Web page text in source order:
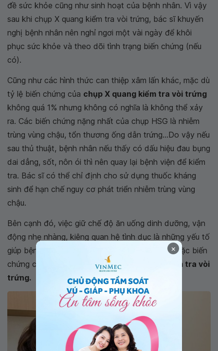
đề sức khỏe cũng như sinh hoạt của bệnh nhân. Vì vậy
sau khi chụp X quang kiểm tra vòi trứng, bác sĩ khuyến
nghị bệnh nhân nên nghỉ ngơi một vài ngày để khôi
phục sức khỏe và theo dõi tình trạng biến chứng (nếu
có).
Cũng như các hình thức can thiệp xâm lấn khác, mặc dù
tỷ lệ biến chứng của chụp X quang kiểm tra vòi trứng
không quá 1% nhưng không có nghĩa là không thể xảy
ra. Các biến chứng nặng nhất của chụp HSG là nhiễm
trùng vùng chậu, tổn thương ống dẫn trứng...Do vậy nếu
sau thủ thuật, bệnh nhân nếu thấy có dấu hiệu đau bụng
dai dẳng, sốt, nôn ói thì nên quay lại bệnh viện để kiểm
tra. Bác sĩ có thể chỉ định cho sử dụng thuốc kháng
sinh để hạn chế nguy cơ phát triển nhiễm trùng vùng
chậu.
Bên cạnh đó, việc giữ chế độ ăn uống dinh dưỡng, vận
động nhẹ nhàng, kiêng quan hệ tình dục là những yếu tố
giúp bệnh nhân khắc phục cảm giác khó chịu hoặc biến
chứng có thể xảy ra sau khichụp X quang kiểm tra vòi
trứng.
×